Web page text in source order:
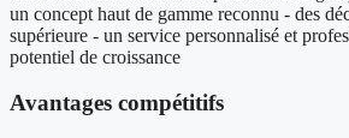
un concept haut de gamme reconnu - des
supérieure - un service personnalisé et
potentiel de croissance
Avantages compétitifs